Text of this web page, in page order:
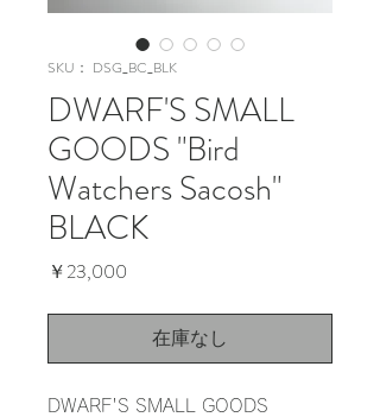
SKU： DSG_BC_BLK
DWARF'S SMALL
GOODS "Bird
Watchers Sacosh"
BLACK
￥23,000
在庫なし
DWARF'S SMALL GOODS